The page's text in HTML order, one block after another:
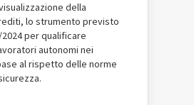
della
lo strumento previsto
2024 per qualificare
autonomi nei
al rispetto delle norme